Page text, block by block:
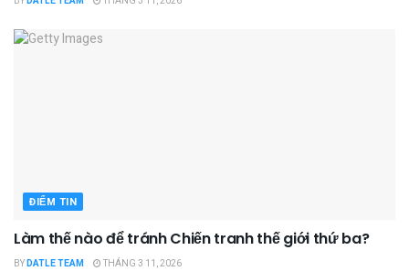
ĐIỂM TIN
Làm thế nào để tránh Chiến tranh thế giới thứ ba?
BYDATLE TEAM THÁNG 3 11, 2026